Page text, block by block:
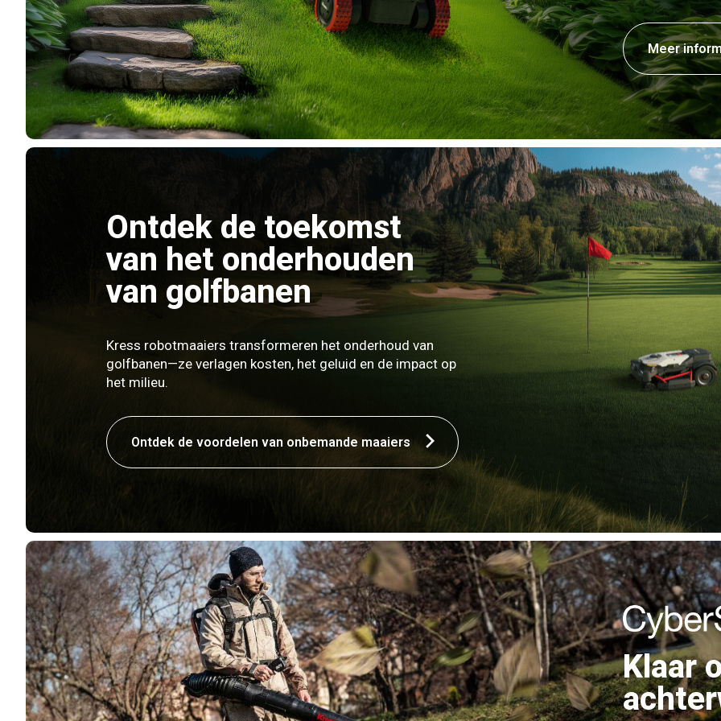
Meer
Ontdek de toekomst
van het onderhouden
van golfbanen
Kress robotmaaiers transformeren het onderhoud van
golfbanen—ze verlagen kosten, het geluid en de impact op
het milieu.
Ontdek de voordelen van onbemande maaiers
Klaar